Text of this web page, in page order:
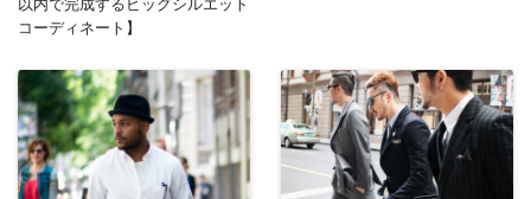
以内で完成するビッグシルエット
コーディネート】